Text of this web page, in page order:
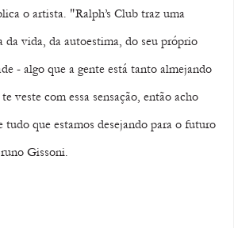
o artista. "Ralph’s Club traz uma
da vida, da autoestima, do seu próprio
- algo que a gente está tanto almejando
veste com essa sensação, então acho
tudo que estamos desejando para o futuro
Gissoni.